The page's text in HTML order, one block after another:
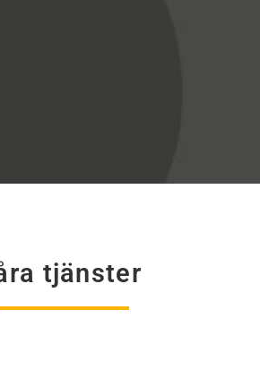
tjänster